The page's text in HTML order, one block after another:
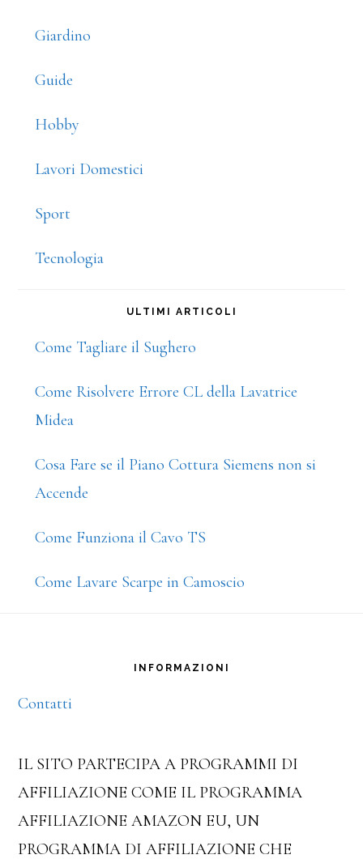
Giardino
Guide
Hobby
Lavori Domestici
Sport
Tecnologia
ULTIMI ARTICOLI
Come Tagliare il Sughero
Come Risolvere Errore CL della Lavatrice
Midea
Cosa Fare se il Piano Cottura Siemens non si
Accende
Come Funziona il Cavo TS
Come Lavare Scarpe in Camoscio
INFORMAZIONI
Contatti
IL SITO PARTECIPA A PROGRAMMI DI
AFFILIAZIONE COME IL PROGRAMMA
AFFILIAZIONE AMAZON EU, UN
PROGRAMMA DI AFFILIAZIONE CHE